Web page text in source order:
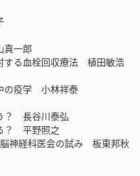
真一郎
する血栓回収療法 植田敏浩
の疫学 小林祥泰
？ 長谷川泰弘
？ 平野照之
神経科医会の試み 板東邦秋